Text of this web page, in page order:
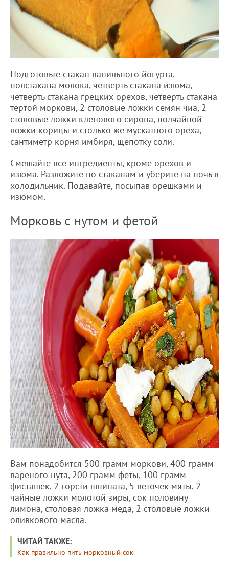
Подготовьте стакан ванильного йогурта,
полстакана молока, четверть стакана изюма,
четверть стакана грецких орехов, четверть стакана
тертой моркови, 2 столовые ложки семян чиа, 2
столовые ложки кленового сиропа, полчайной
ложки корицы и столько же мускатного ореха,
сантиметр корня имбиря, щепотку соли.
Смешайте все ингредиенты, кроме орехов и
изюма. Разложите по стаканам и уберите на ночь в
холодильник. Подавайте, посыпав орешками и
изюмом.
Морковь с нутом и фетой
Вам понадобится 500 грамм моркови, 400 грамм
вареного нута, 200 грамм феты, 100 грамм
фисташек, 2 горсти шпината, 5 веточек мяты, 2
чайные ложки молотой зиры, сок половину
лимона, столовая ложка меда, 2 столовые ложки
оливкового масла.
ЧИТАЙ ТАКЖЕ:
Как правильно пить морковный сок